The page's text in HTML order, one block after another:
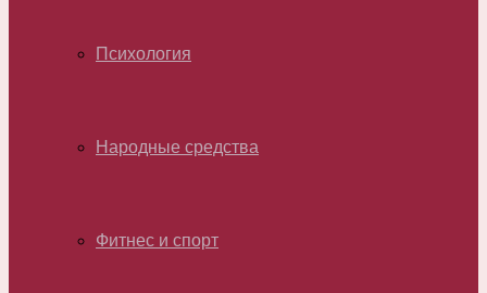
Психология
Народные средства
Фитнес и спорт